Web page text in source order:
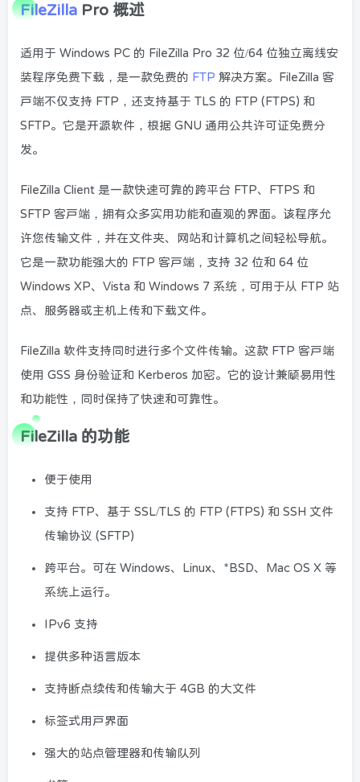
FileZilla Pro 概述
适用于 Windows PC 的 FileZilla Pro 32 位/64 位独立离线安
装程序免费下载，是一款免费的 FTP 解决方案。FileZilla 客
户端不仅支持 FTP，还支持基于 TLS 的 FTP (FTPS) 和
SFTP。它是开源软件，根据 GNU 通用公共许可证免费分
发。
FileZilla Client 是一款快速可靠的跨平台 FTP、FTPS 和
SFTP 客户端，拥有众多实用功能和直观的界面。该程序允
许您传输文件，并在文件夹、网站和计算机之间轻松导航。
它是一款功能强大的 FTP 客户端，支持 32 位和 64 位
Windows XP、Vista 和 Windows 7 系统，可用于从 FTP 站
点、服务器或主机上传和下载文件。
FileZilla 软件支持同时进行多个文件传输。这款 FTP 客户端
使用 GSS 身份验证和 Kerberos 加密。它的设计兼顾易用性
和功能性，同时保持了快速和可靠性。
FileZilla 的功能
便于使用
支持 FTP、基于 SSL/TLS 的 FTP (FTPS) 和 SSH 文件
传输协议 (SFTP)
跨平台。可在 Windows、Linux、*BSD、Mac OS X 等
系统上运行。
IPv6 支持
提供多种语言版本
支持断点续传和传输大于 4GB 的大文件
标签式用户界面
强大的站点管理器和传输队列